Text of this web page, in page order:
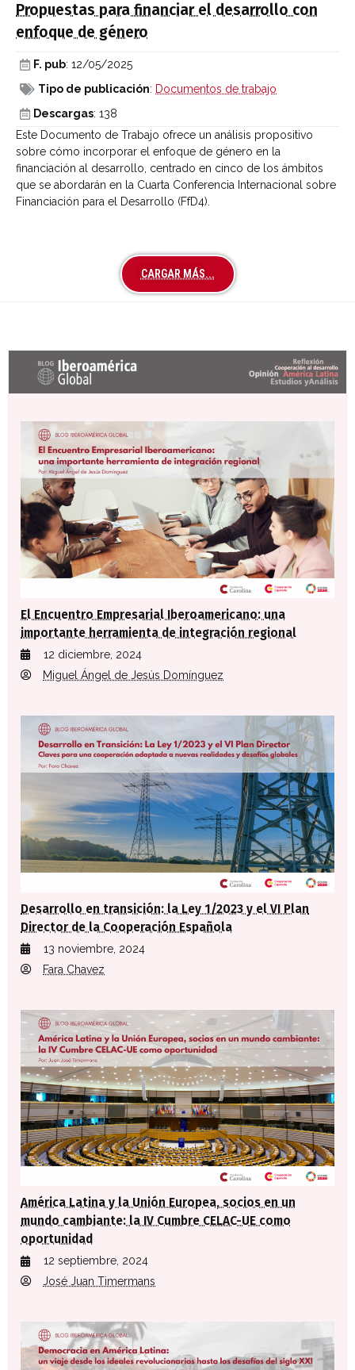
Propuestas para financiar el desarrollo con
enfoque de género
F. pub: 12/05/2025
Tipo de publicación: Documentos de trabajo
Descargas: 138
Este Documento de Trabajo ofrece un análisis propositivo
sobre cómo incorporar el enfoque de género en la
financiación al desarrollo, centrado en cinco de los ámbitos
que se abordarán en la Cuarta Conferencia Internacional sobre
Financiación para el Desarrollo (FfD4).
CARGAR MÁS...
Últimas entradas Blog Iberoamérica global
El Encuentro Empresarial Iberoamericano: una
importante herramienta de integración regional
12 diciembre, 2024
Miguel Ángel de Jesús Domínguez
Desarrollo en transición: la Ley 1/2023 y el VI Plan
Director de la Cooperación Española
13 noviembre, 2024
Fara Chavez
América Latina y la Unión Europea, socios en un
mundo cambiante: la IV Cumbre CELAC-UE como
oportunidad
12 septiembre, 2024
José Juan Timermans